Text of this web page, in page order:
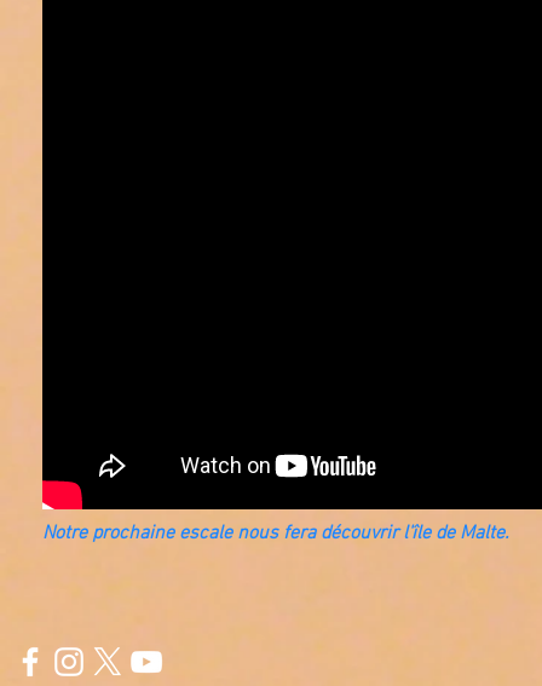
Notre prochaine escale nous fera découvrir l'île de Malte.